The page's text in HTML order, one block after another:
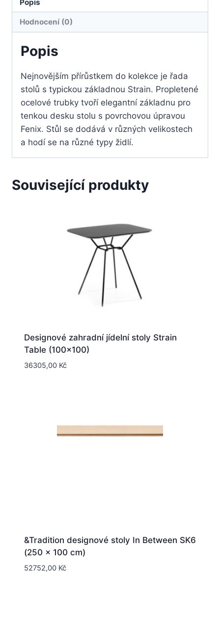
Popis
Hodnocení (0)
Popis
Nejnovějším přírůstkem do kolekce je řada
stolů s typickou základnou Strain. Propletené
ocelové trubky tvoří elegantní základnu pro
tenkou desku stolu s povrchovou úpravou
Fenix. Stůl se dodává v různých velikostech
a hodí se na různé typy židlí.
Související produkty
Designové zahradní jídelní stoly Strain
Table (100×100)
36305,00 Kč
&Tradition designové stoly In Between SK6
(250 x 100 cm)
52752,00 Kč